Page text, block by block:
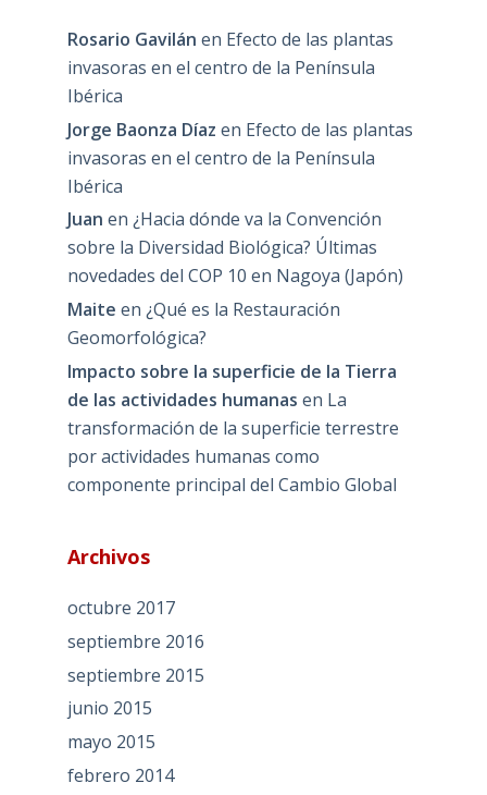
Rosario Gavilán en Efecto de las plantas
invasoras en el centro de la Península
Ibérica
Jorge Baonza Díaz en Efecto de las plantas
invasoras en el centro de la Península
Ibérica
Juan en ¿Hacia dónde va la Convención
sobre la Diversidad Biológica? Últimas
novedades del COP 10 en Nagoya (Japón)
Maite en ¿Qué es la Restauración
Geomorfológica?
Impacto sobre la superficie de la Tierra
de las actividades humanas en La
transformación de la superficie terrestre
por actividades humanas como
componente principal del Cambio Global
Archivos
octubre 2017
septiembre 2016
septiembre 2015
junio 2015
mayo 2015
febrero 2014